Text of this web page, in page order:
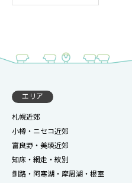
エリア
札幌近郊
小樽・ニセコ近郊
富良野・美瑛近郊
知床・網走・紋別
釧路・阿寒湖・摩周湖・根室